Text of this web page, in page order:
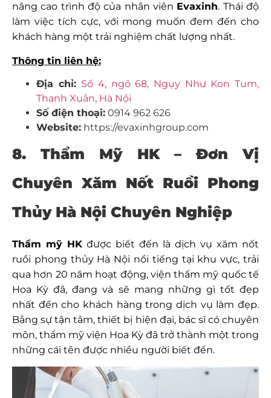
nâng cao trình độ của nhân viên Evaxinh. Thái độ
làm việc tích cực, với mong muốn đem đến cho
khách hàng một trải nghiệm chất lượng nhất.
Thông tin liên hệ:
Địa chỉ: Số 4, ngõ 68, Ngụy Như Kon Tum,
Thanh Xuân, Hà Nội
Số điện thoại: 0914 962 626
Website: https://evaxinhgroup.com
8. Thẩm Mỹ HK –Đơn Vị
Chuyên Xăm Nốt Ruồi Phong
Thủy Hà Nội Chuyên Nghiệp
Thẩm mỹ HK được biết đến là dịch vụ xăm nốt
ruồi phong thủy Hà Nội nổi tiếng tại khu vực, trải
qua hơn 20 năm hoạt động, viện thẩm mỹ quốc tế
Hoa Kỳ đã, đang và sẽ mang những gì tốt đẹp
nhất đến cho khách hàng trong dịch vụ làm đẹp.
Bằng sự tận tâm, thiết bị hiện đại, bác sĩ có chuyên
môn, thẩm mỹ viện Hoa Kỳ đã trở thành một trong
những cái tên được nhiều người biết đến.